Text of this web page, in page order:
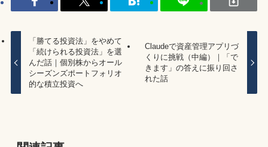
「勝てる投資法」をやめて
「続けられる投資法」を選
んだ話｜個別株からオール
シーズンズポートフォリオ
的な積立投資へ
Claudeで資産管理アプリづ
くりに挑戦（中編）｜「で
きます」の答えに振り回さ
れた話